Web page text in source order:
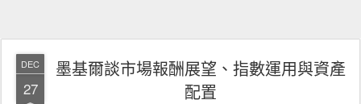
DEC
27
墨基爾談市場報酬展望、指數運用與資產
配置